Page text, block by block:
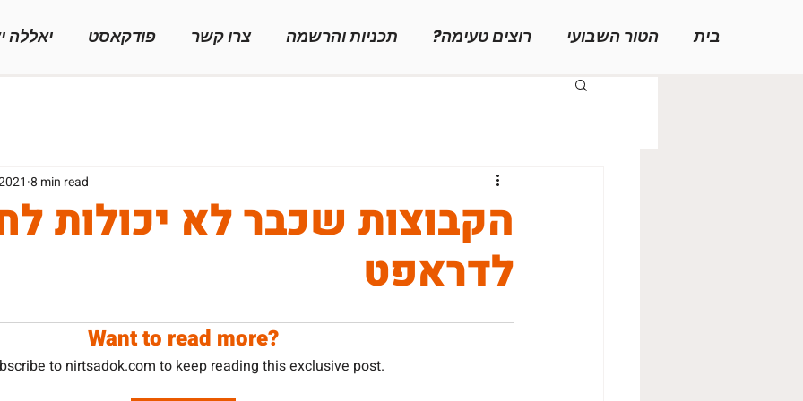
בית הטור השבועי רוצים טעימה? תכניות והרשמה צרו קשר פודקאסט יאללה
הקבוצות שכבר לא יכולות
לדראפט
8 min read
Want to read more?
to nirtsadok.com to keep reading this exclusive post.